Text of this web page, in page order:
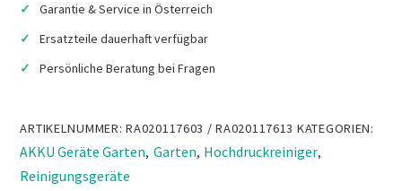
Garantie & Service in Österreich
Ersatzteile dauerhaft verfügbar
Persönliche Beratung bei Fragen
ARTIKELNUMMER:RA020117603 / RA020117613 KATEGORIEN:
AKKU Geräte Garten, Garten, Hochdruckreiniger,
Reinigungsgeräte